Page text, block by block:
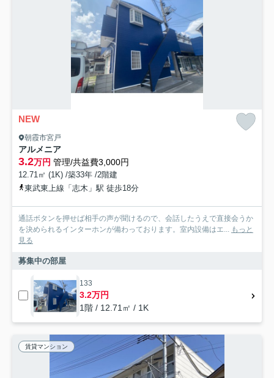
NEW
朝霞市宮戸
アルメニア
3.2万円 管理/共益費3,000円
12.71㎡ (1K) /築33年 /2階建
東武東上線「志木」駅 徒歩18分
通話ボタンを押せば相手の声が聞けるので、会話したうえで直接会うか
を決められるインターホンが備わっております。室内設備はエ...
もっと
見る
募集中の部屋
133
3.2万円
1階 / 12.71㎡ / 1K
賃貸マンション